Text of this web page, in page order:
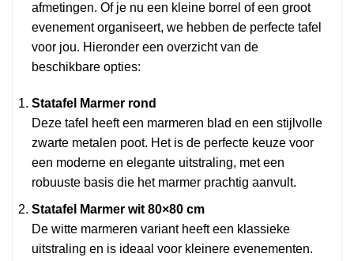
afmetingen. Of je nu een kleine borrel of een groot
evenement organiseert, we hebben de perfecte tafel
voor jou. Hieronder een overzicht van de
beschikbare opties:
Statafel Marmer rond
Deze tafel heeft een marmeren blad en een stijlvolle
zwarte metalen poot. Het is de perfecte keuze voor
een moderne en elegante uitstraling, met een
robuuste basis die het marmer prachtig aanvult.
Statafel Marmer wit 80×80 cm
De witte marmeren variant heeft een klassieke
uitstraling en is ideaal voor kleinere evenementen.